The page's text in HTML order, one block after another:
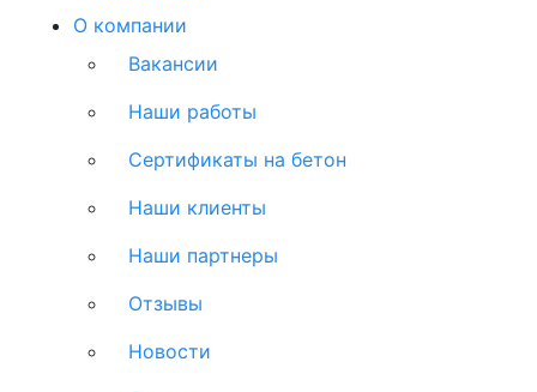
О компании
Вакансии
Наши работы
Сертификаты на бетон
Наши клиенты
Наши партнеры
Отзывы
Новости